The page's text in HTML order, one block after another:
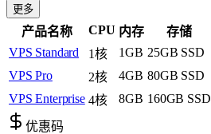
更多
产品名称 CPU 内存 存储
VPS Standard
1核 1GB 25GB SSD
VPS Pro 2核 4GB 80GB SSD
VPS Enterprise 4核 8GB 160GB SSD
优惠码